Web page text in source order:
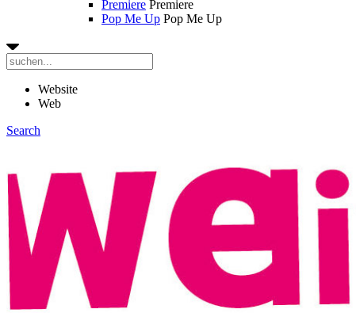
Premiere Premiere
Pop Me Up Pop Me Up
Website
Web
Search